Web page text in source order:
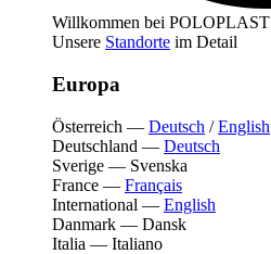
Willkommen bei POLOPLAST
Unsere Standorte im Detail
Europa
Österreich — Deutsch /English
Deutschland — Deutsch
Sverige — Svenska
France — Français
International — English
Danmark — Dansk
Italia — Italiano